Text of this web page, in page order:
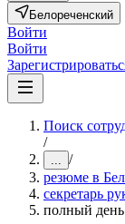
Белореченский
Войти
Войти
Поиск
/
... /
резюме в
секретарь
полный день